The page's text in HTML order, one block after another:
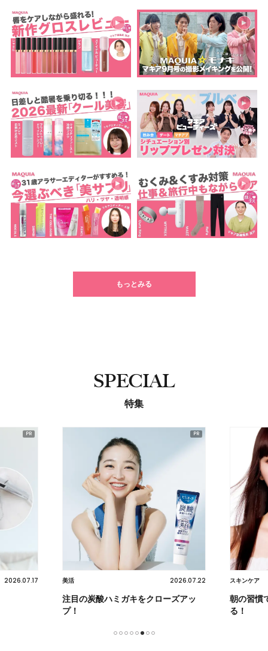
もっとみる
SPECIAL
特集
2026.07.17 美活 2026.07.22
注目の炭酸ハミガキをクローズアッ
プ！
スキンケア
朝の習慣
る！